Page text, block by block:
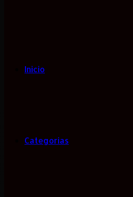
Inicio
Categorias